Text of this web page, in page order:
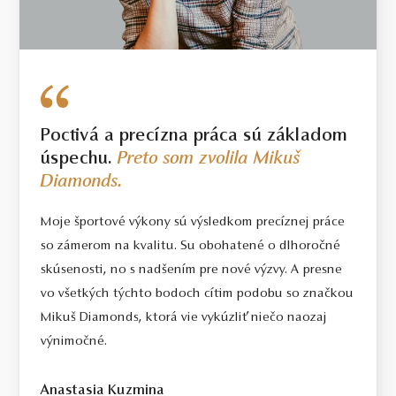
použitých diamantov líšiť od uvedenej hmotnosti o 5%. Pri
diamantoch o hmotnosti 0.30ct a vyššej bude dodržaná uvedená
alebo vyššia hmotnosť. Hmotnosť drahého kovu sa pri takýchto
Poctivá a precízna práca sú základom
úspechu.Preto som zvolila Mikuš
Diamonds.
Moje športové výkony sú výsledkom precíznej práce
so zámerom na kvalitu. Su obohatené o dlhoročné
skúsenosti, no s nadšením pre nové výzvy. A presne
vo všetkých týchto bodoch cítim podobu so značkou
Mikuš Diamonds, ktorá vie vykúzliť niečo naozaj
výnimočné.
Anastasia Kuzmina